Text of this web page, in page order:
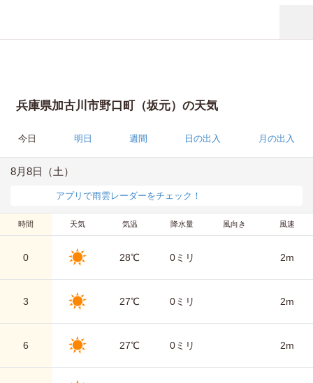
兵庫県加古川市野口町（坂元）の天気
今日 明日 週間 日の出入 月の出入
8月8日（土）
アプリで雨雲レーダーをチェック！
時間 天気 気温 降水量 風向き 風速
0 28℃ 0ミリ 2m
3 27℃ 0ミリ 2m
6 27℃ 0ミリ 2m